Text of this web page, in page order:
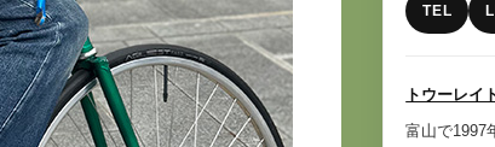
TEL
トウーレイ
富山で1997